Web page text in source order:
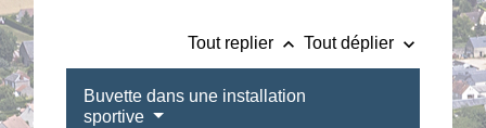
Tout replier keyboard_arrow_up Tout déplier keyboard_arrow_down
Buvette dans une installation
sportive